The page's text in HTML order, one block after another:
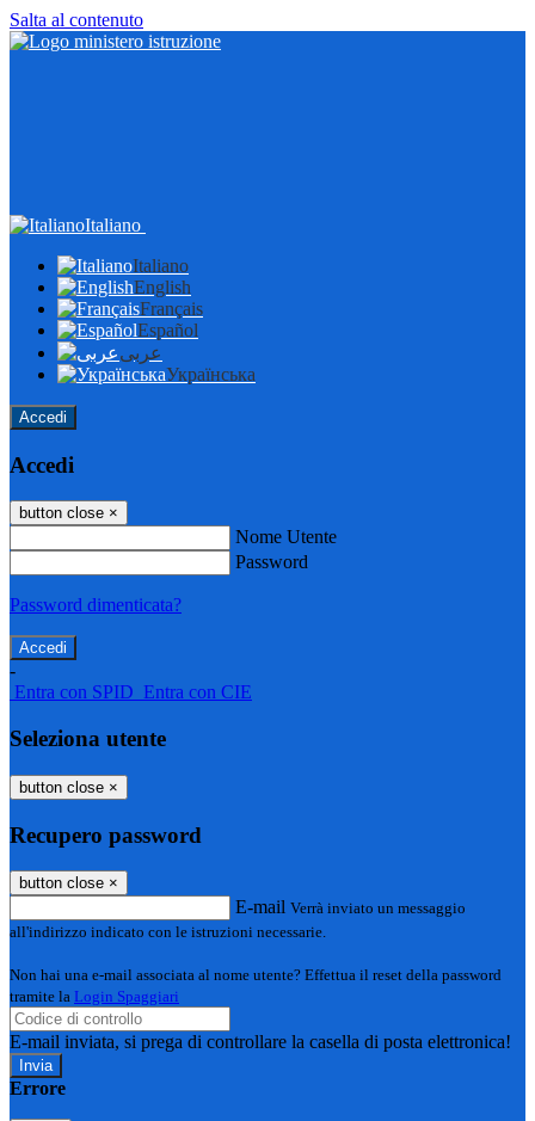
Salta al contenuto
Italiano
Italiano
English
Français
Español
عربى
Українська
Accedi
Accedi
button close ×
Nome Utente
Password
Password dimenticata?
-
Entra con SPID Entra con CIE
Seleziona utente
button close ×
Recupero password
button close ×
E-mail Verrà inviato un messaggio
all'indirizzo indicato con le istruzioni necessarie.
Non hai una e-mail associata al nome utente? Effettua il reset della password
tramite la Login Spaggiari
E-mail inviata, si prega di controllare la casella di posta elettronica!
Errore